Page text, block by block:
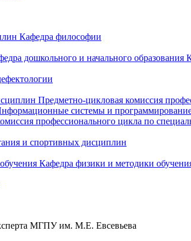
Кафедра философии
дошкольного и начального образования
Предметно-цикловая комиссия
системы и
профессионального цикла по
и спортивных дисциплин
Кафедра физики и методики
МГПУ им. М.Е. Евсевьева